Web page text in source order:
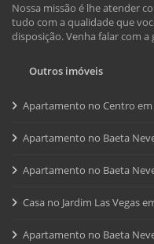
Nossa missão é lhe atender
tudo com a qualidade que
disposição. Venha falar com a
Outros imóveis
Apartamento no Centro em
Apartamento no Baeta
Apartamento no Baeta
Casa no Jardim Las Vegas
Apartamento no Baeta